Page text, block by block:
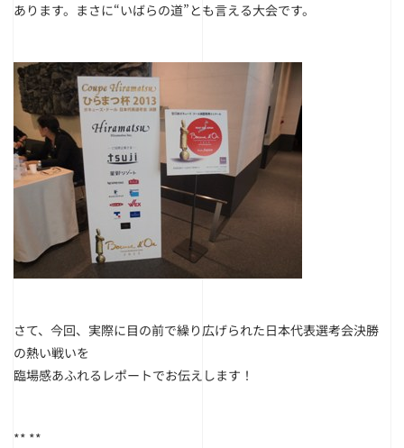
あります。まさに“いばらの道”とも言える大会です。
さて、今回、実際に目の前で繰り広げられた日本代表選考会決勝
の熱い戦いを
臨場感あふれるレポートでお伝えします！
** **